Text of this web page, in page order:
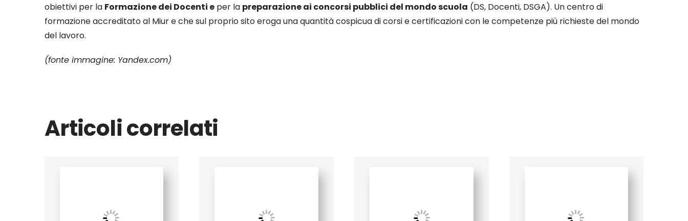
obiettivi per la Formazione dei Docenti eper la preparazione ai concorsi pubblici del mondo scuola (DS, Docenti, DSGA). Un centro di
formazione accreditato al Miur e che sul proprio sito eroga una quantità cospicua di corsi e certificazioni con le competenze più richieste del mondo
del lavoro.
(fonte immagine: Yandex.com)
Articoli correlati